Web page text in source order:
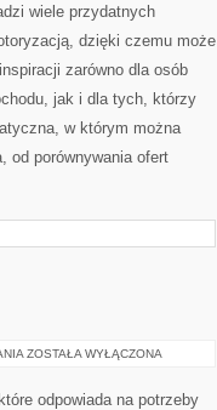
wiele przydatnych
dzięki czemu może
zarówno dla osób
jak i dla tych, którzy
w którym można
od porównywania ofert
PRZEPISY
ZOSTAŁA WYŁĄCZONA
odpowiada na potrzeby